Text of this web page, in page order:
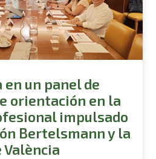
en un panel de
orientación en la
impulsado
Bertelsmann y la